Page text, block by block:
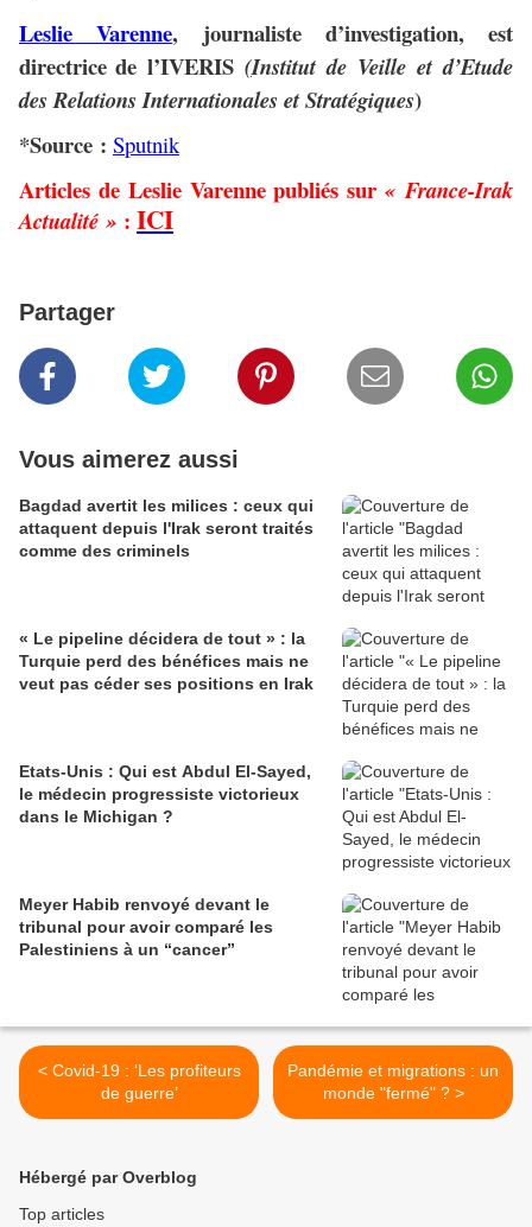
Leslie Varenne, journaliste d’investigation, est
directrice de l’IVERIS (Institut de Veille et d’Etude
des Relations Internationales et Stratégiques)
*Source : Sputnik
Articles de Leslie Varenne publiés sur« France-Irak
Actualité » : ICI
Partager
Vous aimerez aussi
Bagdad avertit les milices : ceux qui
attaquent depuis l'Irak seront traités
comme des criminels
« Le pipeline décidera de tout » : la
Turquie perd des bénéfices mais ne
veut pas céder ses positions en Irak
Etats-Unis : Qui est Abdul El-Sayed,
le médecin progressiste victorieux
dans le Michigan ?
Meyer Habib renvoyé devant le
tribunal pour avoir comparé les
Palestiniens à un “cancer”
< Covid-19 : ‘Les profiteurs
de guerre’
Pandémie et migrations : un
monde "fermé" ? >
Hébergé par Overblog
Top articles